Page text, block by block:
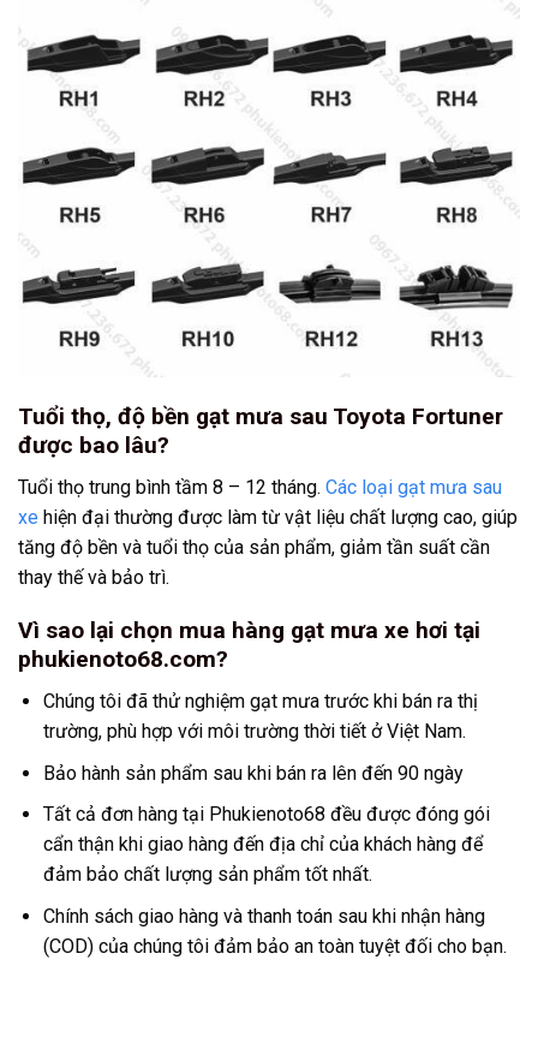
Tuổi thọ, độ bền gạt mưa sau Toyota Fortuner
được bao lâu?
Tuổi thọ trung bình tầm 8 – 12 tháng. Các loại gạt mưa sau
xe hiện đại thường được làm từ vật liệu chất lượng cao, giúp
tăng độ bền và tuổi thọ của sản phẩm, giảm tần suất cần
thay thế và bảo trì.
Vì sao lại chọn mua hàng gạt mưa xe hơi tại
phukienoto68.com?
Chúng tôi đã thử nghiệm gạt mưa trước khi bán ra thị
trường, phù hợp với môi trường thời tiết ở Việt Nam.
Bảo hành sản phẩm sau khi bán ra lên đến 90 ngày
Tất cả đơn hàng tại Phukienoto68 đều được đóng gói
cẩn thận khi giao hàng đến địa chỉ của khách hàng để
đảm bảo chất lượng sản phẩm tốt nhất.
Chính sách giao hàng và thanh toán sau khi nhận hàng
(COD) của chúng tôi đảm bảo an toàn tuyệt đối cho bạn.